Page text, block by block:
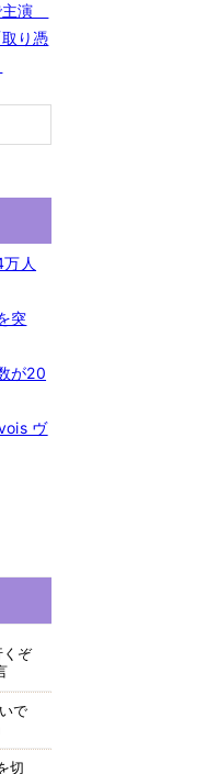
主演
り憑
人
突
が20
ヴ
ぞ
で
切